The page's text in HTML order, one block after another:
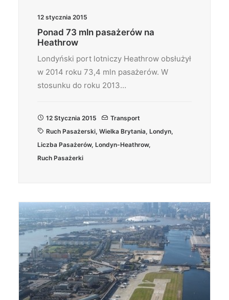
12 stycznia 2015
Ponad 73 mln pasażerów na
Heathrow
Londyński port lotniczy Heathrow obsłużył
w 2014 roku 73,4 mln pasażerów. W
stosunku do roku 2013…
12 Stycznia 2015
Transport
Ruch Pasażerski, Wielka Brytania, Londyn,
Liczba Pasażerów, Londyn-Heathrow,
Ruch Pasażerki